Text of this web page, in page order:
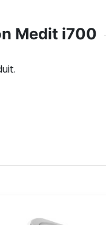
Medit i700